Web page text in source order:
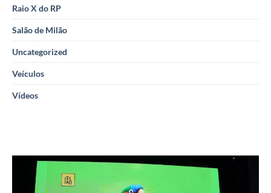
Raio X do RP
Salão de Milão
Uncategorized
Veículos
Vídeos